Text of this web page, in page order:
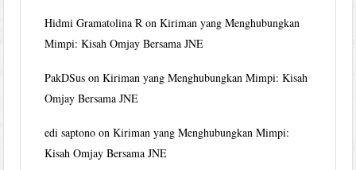
Hidmi Gramatolina R onKiriman yang Menghubungkan
Mimpi: Kisah Omjay Bersama JNE
PakDSus onKiriman yang Menghubungkan Mimpi: Kisah
Omjay Bersama JNE
edi saptono onKiriman yang Menghubungkan Mimpi:
Kisah Omjay Bersama JNE